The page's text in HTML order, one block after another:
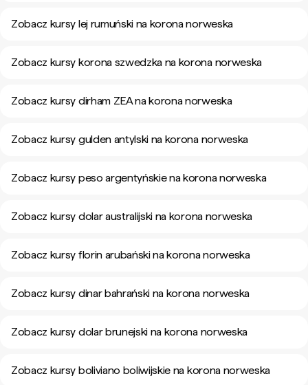
Zobacz kursy lej rumuński na korona norweska
Zobacz kursy korona szwedzka na korona norweska
Zobacz kursy dirham ZEA na korona norweska
Zobacz kursy gulden antylski na korona norweska
Zobacz kursy peso argentyńskie na korona norweska
Zobacz kursy dolar australijski na korona norweska
Zobacz kursy florin arubański na korona norweska
Zobacz kursy dinar bahrański na korona norweska
Zobacz kursy dolar brunejski na korona norweska
Zobacz kursy boliviano boliwijskie na korona norweska